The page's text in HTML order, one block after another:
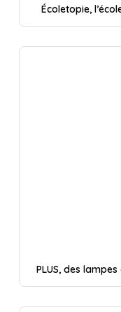
Écoletopie,
PLUS, des